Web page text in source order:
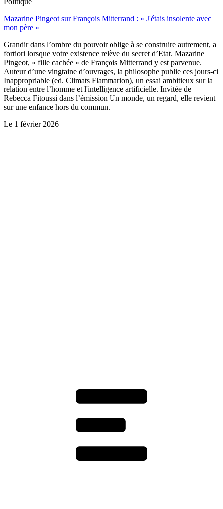
Mazarine Pingeot sur François Mitterrand : « J'étais insolente avec
mon père »
Grandir dans l’ombre du pouvoir oblige à se construire autrement, a
fortiori lorsque votre existence relève du secret d’Etat. Mazarine
Pingeot, « fille cachée » de François Mitterrand y est parvenue.
Auteur d’une vingtaine d’ouvrages, la philosophe publie ces jours-ci
Inappropriable (ed. Climats Flammarion), un essai ambitieux sur la
relation entre l’homme et l'intelligence artificielle. Invitée de
Rebecca Fitoussi dans l’émission Un monde, un regard, elle revient
sur une enfance hors du commun.
Le 1 février 2026